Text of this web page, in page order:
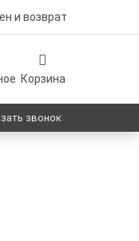
и возврат
Корзина
звонок